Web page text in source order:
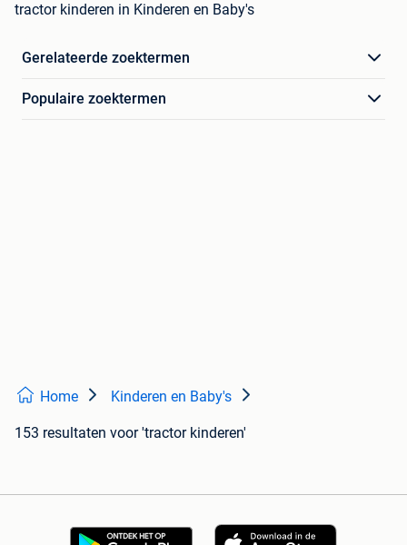
tractor kinderen in Kinderen en Baby's
Gerelateerde zoektermen
Populaire zoektermen
Home Kinderen en Baby's
153 resultaten voor 'tractor kinderen'